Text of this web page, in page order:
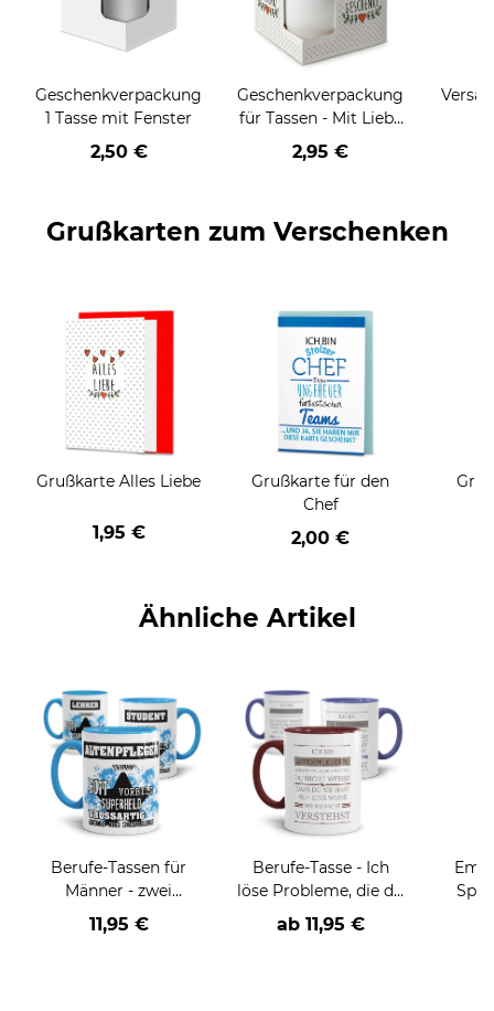
Geschenkverpackung
1 Tasse mit Fenster
2,50 €
Geschenkverpackung
für Tassen - Mit Liebe
geschenkt
2,95 €
Grußkarten zum Verschenken
Grußkarte Alles Liebe
1,95 €
Grußkarte für den
Chef
2,00 €
Ähnliche Artikel
Berufe-Tassen für
Männer - zwei
Farbvarianten
11,95 €
Berufe-Tasse - Ich
löse Probleme, die du
nicht verstehst -
verschiedene Berufe
ab 11,95 €